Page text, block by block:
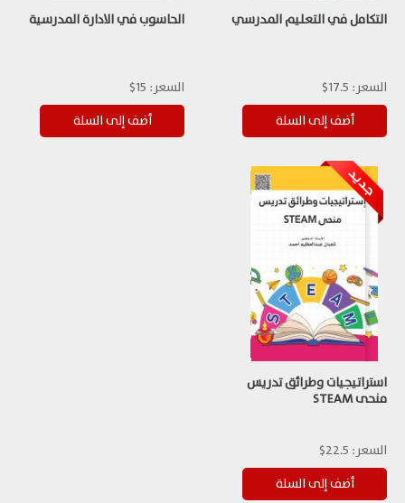
التكامل في التعليم المدرسي
السعر: 17.5$
الحاسوب في الادارة المدرسية
السعر: 15$
استراتيجيات وطرائق تدريس
منحى STEAM
السعر: 22.5$